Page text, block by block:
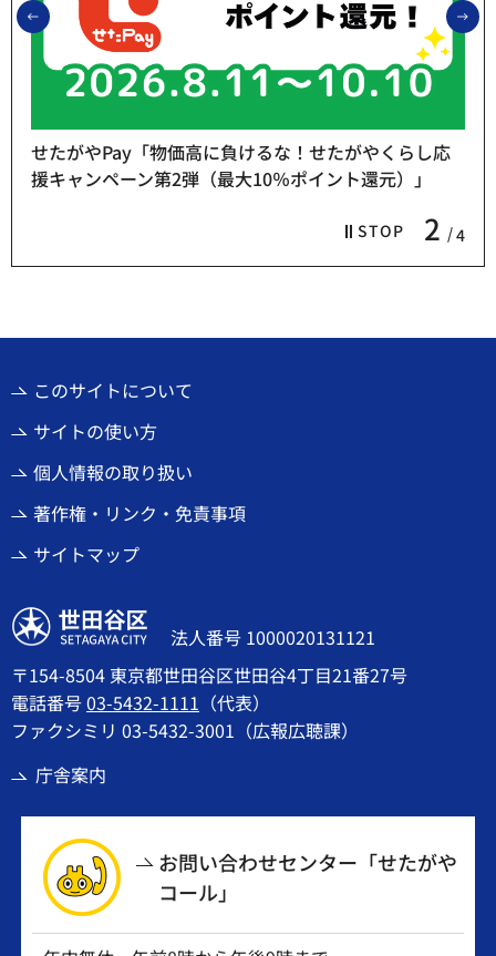
前のスライドを表示
STOP 2 4
せたがやPay「物価高に負けるな！せたがやくらし応
援キャンペーン第2弾（最大10％ポイント還元）」
このサイトについて
サイトの使い方
個人情報の取り扱い
著作権・リンク・免責事項
サイトマップ
世田谷区
法人番号 1000020131121
〒154-8504 東京都世田谷区世田谷4丁目21番27号
電話番号03-5432-1111 （代表）
ファクシミリ 03-5432-3001（広報広聴課）
庁舎案内
お問い合わせセンター「せたがや
コール」